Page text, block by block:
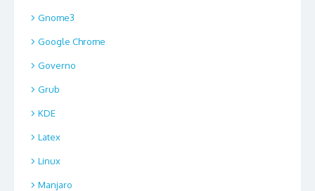
Gnome3
Google Chrome
Governo
Grub
KDE
Latex
Linux
Manjaro